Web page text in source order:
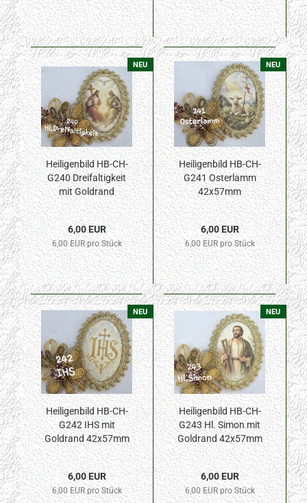
NEU
Heiligenbild HB-CH-
G240 Dreifaltigkeit
mit Goldrand
42x57mm
6,00 EUR
6,00 EUR pro Stück
NEU
Heiligenbild HB-CH-
G241 Osterlamm
42x57mm
6,00 EUR
6,00 EUR pro Stück
NEU
Heiligenbild HB-CH-
G242 IHS mit
Goldrand 42x57mm
6,00 EUR
6,00 EUR pro Stück
NEU
Heiligenbild HB-CH-
G243 Hl. Simon mit
Goldrand 42x57mm
6,00 EUR
6,00 EUR pro Stück